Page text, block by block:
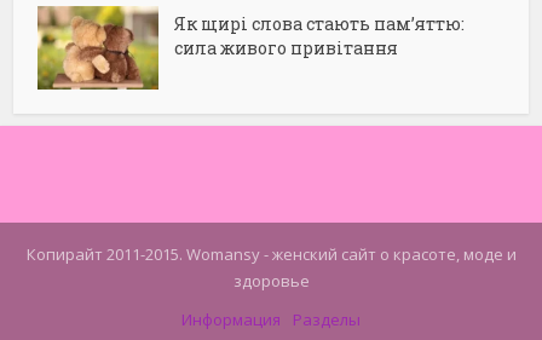
Як щирі слова стають пам’яттю:
сила живого привітання
Копирайт 2011-2015. Womansy - женский сайт о красоте, моде и
здоровье
Информация
Разделы